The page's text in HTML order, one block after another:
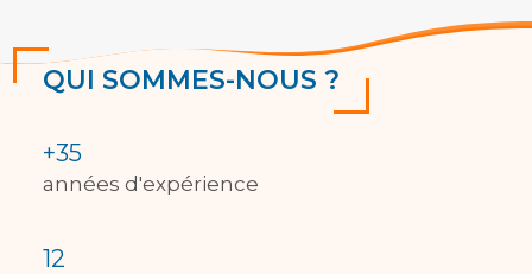
QUI SOMMES-NOUS ?
+35
années d'expérience
12